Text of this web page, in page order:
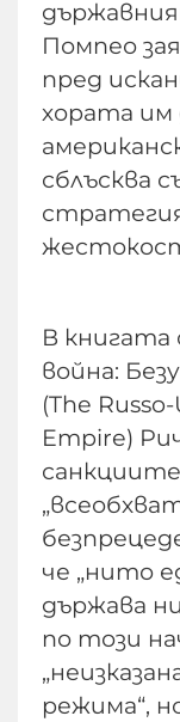
Помпео
пред
хората им
сблъсква
В книгата
война:
(The
Empire)
че „нито
държава
по този
режима“,